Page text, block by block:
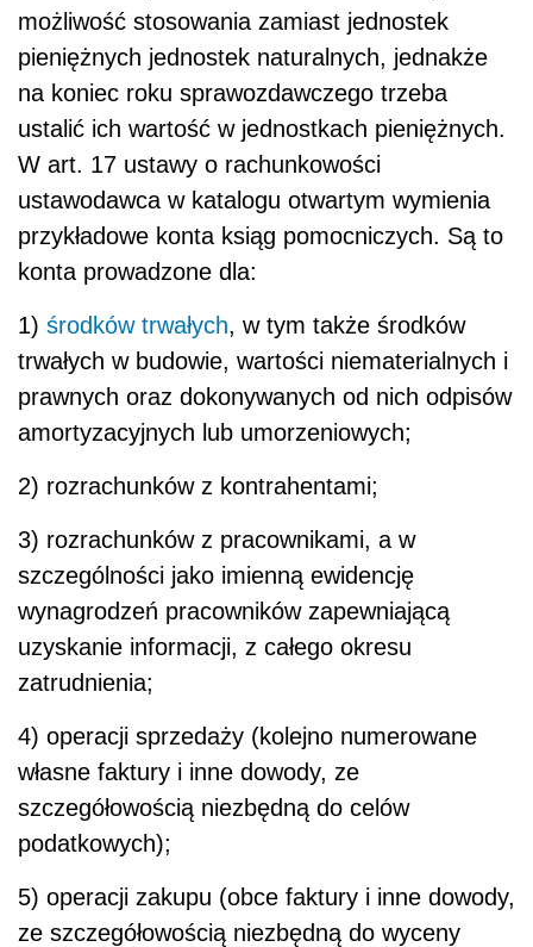
możliwość stosowania zamiast jednostek
pieniężnych jednostek naturalnych, jednakże
na koniec roku sprawozdawczego trzeba
ustalić ich wartość w jednostkach pieniężnych.
W art. 17 ustawy o rachunkowości
ustawodawca w katalogu otwartym wymienia
przykładowe konta ksiąg pomocniczych. Są to
konta prowadzone dla:
1) środków trwałych, w tym także środków
trwałych w budowie, wartości niematerialnych i
prawnych oraz dokonywanych od nich odpisów
amortyzacyjnych lub umorzeniowych;
2) rozrachunków z kontrahentami;
3) rozrachunków z pracownikami, a w
szczególności jako imienną ewidencję
wynagrodzeń pracowników zapewniającą
uzyskanie informacji, z całego okresu
zatrudnienia;
4) operacji sprzedaży (kolejno numerowane
własne faktury i inne dowody, ze
szczegółowością niezbędną do celów
podatkowych);
5) operacji zakupu (obce faktury i inne dowody,
ze szczegółowością niezbędną do wyceny